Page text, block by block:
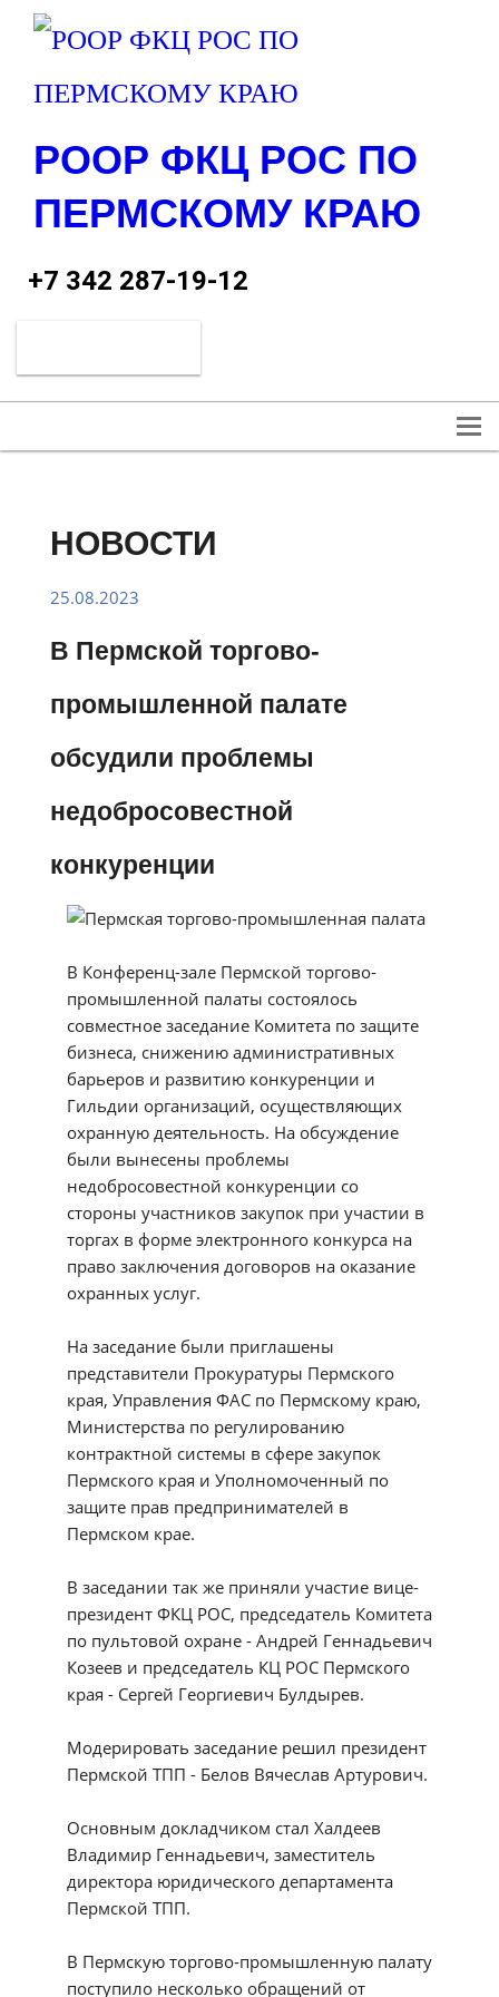
РООР ФКЦ РОС ПО
ПЕРМСКОМУ КРАЮ
+7 342 287-19-12
НОВОСТИ
25.08.2023
В Пермской торгово-
промышленной палате
обсудили проблемы
недобросовестной
конкуренции
В Конференц-зале Пермской торгово-
промышленной палаты состоялось
совместное заседание Комитета по защите
бизнеса, снижению административных
барьеров и развитию конкуренции и
Гильдии организаций, осуществляющих
охранную деятельность. На обсуждение
были вынесены проблемы
недобросовестной конкуренции со
стороны участников закупок при участии в
торгах в форме электронного конкурса на
право заключения договоров на оказание
охранных услуг.
На заседание были приглашены
представители Прокуратуры Пермского
края, Управления ФАС по Пермскому краю,
Министерства по регулированию
контрактной системы в сфере закупок
Пермского края и Уполномоченный по
защите прав предпринимателей в
Пермском крае.
В заседании так же приняли участие вице-
президент ФКЦ РОС, председатель Комитета
по пультовой охране - Андрей Геннадьевич
Козеев и председатель КЦ РОС Пермского
края - Сергей Георгиевич Булдырев.
Модерировать заседание решил президент
Пермской ТПП - Белов Вячеслав Артурович.
Основным докладчиком стал Халдеев
Владимир Геннадьевич, заместитель
директора юридического департамента
Пермской ТПП.
В Пермскую торгово-промышленную палату
поступило несколько обращений от